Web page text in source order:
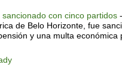
sancionado con cinco partidos -
de Belo Horizonte, fue
y una multa económica